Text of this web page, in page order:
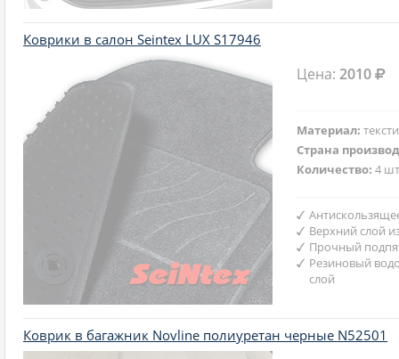
Коврики в салон Seintex LUX S17946
Цена:2010
Материал:
Страна
Количество:4
Верхний слой
Прочный
Резиновый
слой
Коврик в багажник Novline полиуретан черные N52501